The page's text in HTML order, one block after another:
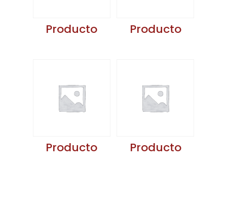
Producto Producto
Producto Producto